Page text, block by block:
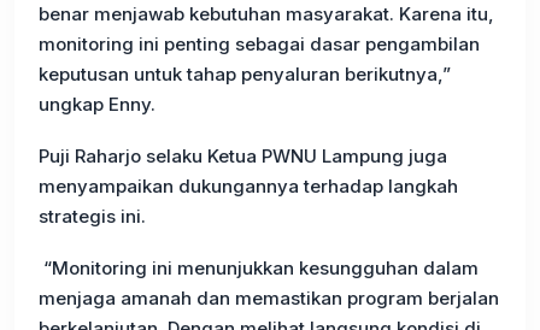
benar menjawab kebutuhan masyarakat. Karena itu,
monitoring ini penting sebagai dasar pengambilan
keputusan untuk tahap penyaluran berikutnya,”
ungkap Enny.
Puji Raharjo selaku Ketua PWNU Lampung juga
menyampaikan dukungannya terhadap langkah
strategis ini.
“Monitoring ini menunjukkan kesungguhan dalam
menjaga amanah dan memastikan program berjalan